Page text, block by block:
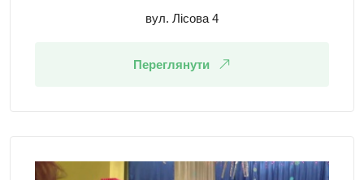
вул. Лісова 4
Переглянути